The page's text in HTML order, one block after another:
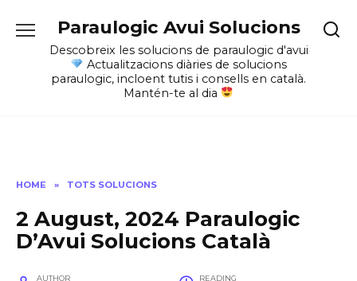
content
Paraulogic Avui Solucions
Descobreix les solucions de paraulogic d'avui
Actualitzacions diàries de solucions
paraulogic, incloent tutis i consells en català.
Mantén-te al dia
HOME » TOTS SOLUCIONS
2 August, 2024 Paraulogic
D’Avui Solucions Català
AUTHOR READING